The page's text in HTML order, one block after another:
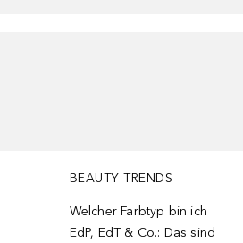
BEAUTY TRENDS
Welcher Farbtyp bin ich
EdP, EdT & Co.: Das sind